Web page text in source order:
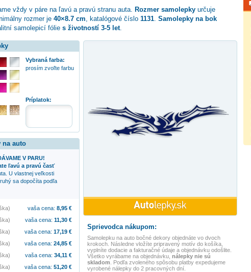
vždy v páre na ľavú a pravú stranu auta. Rozmer samolepkyurčuje
rozmer je 40×8.7 cm, katalógové číslo 1131. Samolepky na bok
samolepicí fólie s životností 3-5 let.
Sprievodca nákupom:
Samolepku na auto bočné dekoryobjednáte vo dvoch
krokoch. Následne vložíte pripravený motív do košíka,
vyplníte dodacie a fakturačné údaje a objednávku odošlite.
Všetko vyrábame na objednávku, nálepky nie sú
skladom . Podľa zvoleného spôsobu platby expedujeme
vyrobené nálepky do 2 pracovných dní.
Vybraná farba:
prosím zvoľte farbu
Príplatok:
na auto
V PARU!
ľavú a pravú časť
U vlastnej veľkosti
sa dopočíta podľa
vaša cena: 8,95€
vaša cena: 11,30€
vaša cena: 17,19€
vaša cena: 24,85€
vaša cena: 34,11€
vaša cena: 51,20€